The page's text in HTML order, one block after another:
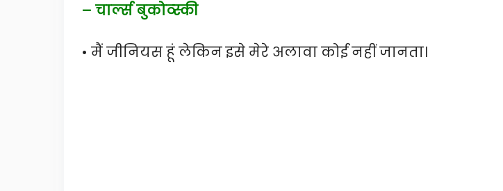
– चार्ल्स बुकोव्स्की
• मैं जीनियस हूं लेकिन इसे मेरे अलावा कोई नहीं जानता।